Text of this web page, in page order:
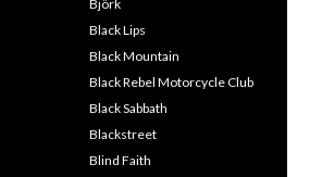
Björk
Black Lips
Black Mountain
Black Rebel Motorcycle Club
Black Sabbath
Blackstreet
Blind Faith